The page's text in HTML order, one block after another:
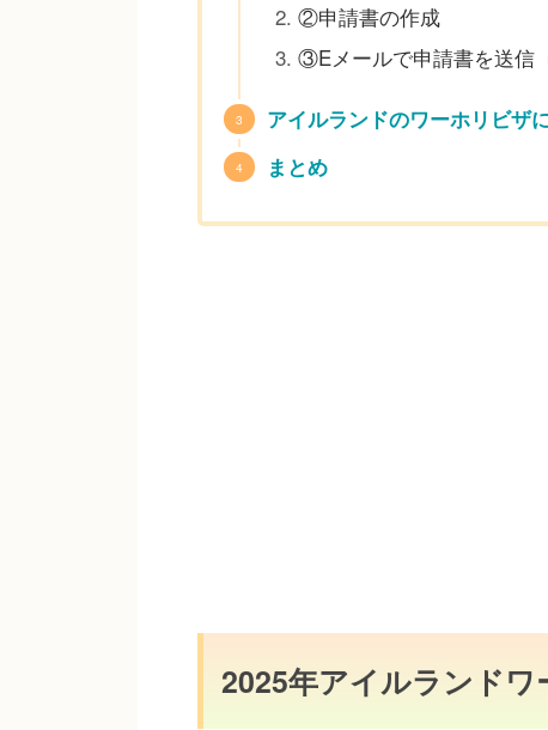
②申請書の作成
③Eメールで申請書を送信
アイルランドのワーホリビザ
まとめ
2025年アイルランド